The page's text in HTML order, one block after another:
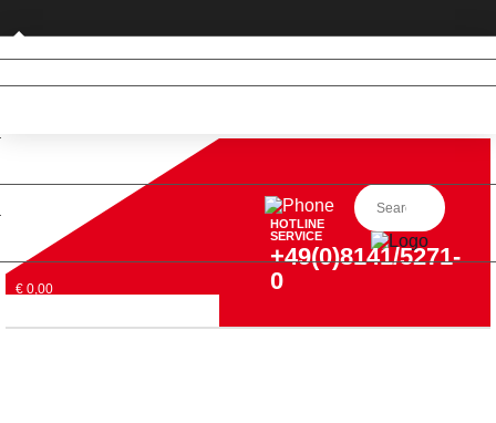
Privatkunde (nur DE)
€ 0,00
HOTLINE
SERVICE
+49(0)8141/5271-
0